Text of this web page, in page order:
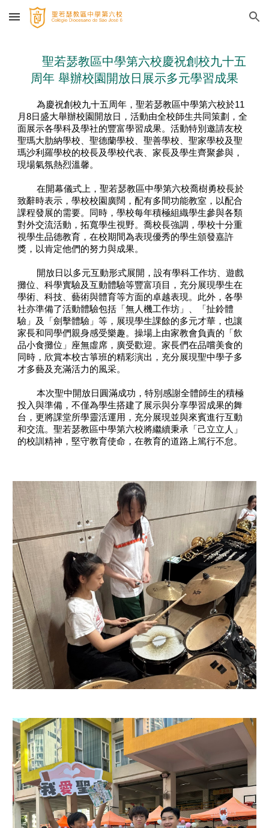
Skip to main content Skip to navigation
聖若瑟教區中學第六校慶祝創校九十五
周年 舉辦校園開放日展示多元學習成果
為慶祝創校九十五周年，聖若瑟教區中學第六校於11
月8日盛大舉辦校園開放日，活動由全校師生共同策劃，全
面展示各學科及學社的豐富學習成果。活動特別邀請友校
聖瑪大肋納學校、聖德蘭學校、聖善學校、聖家學校及聖
瑪沙利羅學校的校長及學校代表、家長及學生齊聚參與，
現場氣氛熱烈溫馨。
在開幕儀式上，聖若瑟教區中學第六校喬樹勇校長於
致辭時表示，學校校園廣闊，配有多間功能教室，以配合
課程發展的需要。同時，學校每年積極組織學生參與各類
對外交流活動，拓寬學生視野。喬校長強調，學校十分重
視學生品德教育，在校期間為表現優秀的學生頒發嘉許
獎，以肯定他們的努力與成果。
開放日以多元互動形式展開，設有學科工作坊、遊戲
攤位、科學實驗及互動體驗等豐富項目，充分展現學生在
學術、科技、藝術與體育等方面的卓越表現。此外，各學
社亦準備了活動體驗包括「無人機工作坊」、「扯鈴體
驗」及「劍擊體驗」等，展現學生課餘的多元才華，也讓
家長和同學們親身感受樂趣。操場上由家教會負責的「飲
品小食攤位」座無虛席，廣受歡迎。家長們在品嚐美食的
同時，欣賞本校古箏班的精彩演出，充分展現聖中學子多
才多藝及充滿活力的風采。
本次聖中開放日圓滿成功，特別感謝全體師生的積極
投入與準備，不僅為學生搭建了展示與分享學習成果的舞
台，更將課堂所學靈活運用，充分展現並與來賓進行互動
和交流。聖若瑟教區中學第六校將繼續秉承「己立立人」
的校訓精神，堅守教育使命，在教育的道路上篤行不怠。